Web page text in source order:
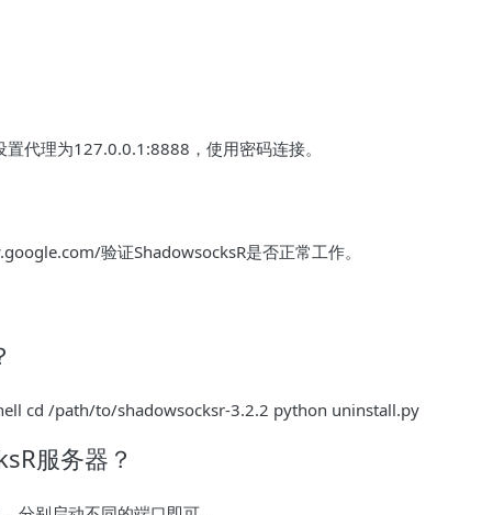
代理为127.0.0.1:8888，使用密码连接。
验证ShadowsocksR是否正常工作。
cd /path/to/shadowsocksr-3.2.2 python uninstall.py
服务器？